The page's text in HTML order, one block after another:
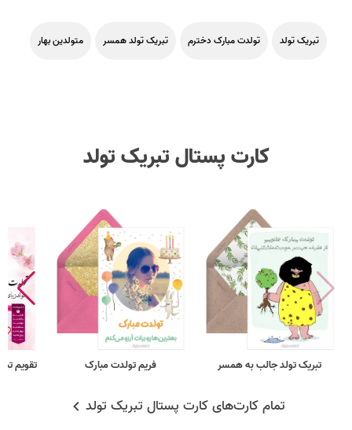
تبریک تولد تولدت مبارک دخترم تبریک تولد همسر متولدین بهار
کارت پستال تبریک تولد
تبریک تولد جالب به همسر فریم تولدت مبارک تقویم
تمام کارت‌های کارت پستال تبریک تولد